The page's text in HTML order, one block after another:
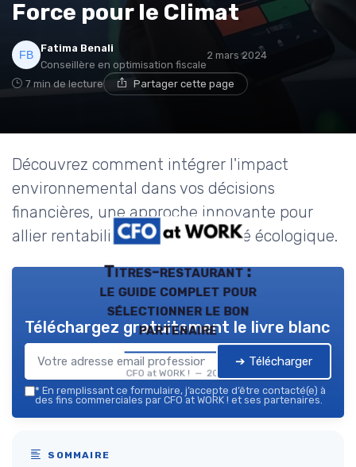
Force pour le Climat
Fatima Benali
Conseillère en optimisation fiscale
2 mars 2024
7 min de lecture Partager cette page
Découvrez comment intégrer l'impact
environnemental dans vos décisions
financières, une approche innovante pour
allier rentabilité et responsabilité écologique.
Titres-restaurant :
le guide complet pour
sélectionner le bon
partenaire
CFO at WORK ! — 2026
Téléchargez gratuitement le livre blanc
➔ Télécharger
* En remplissant ce formulaire, j’accepte d’être contacté(e) à
des fins commerciales par CFO at WORK ! et ses partenaires.
SOMMAIRE